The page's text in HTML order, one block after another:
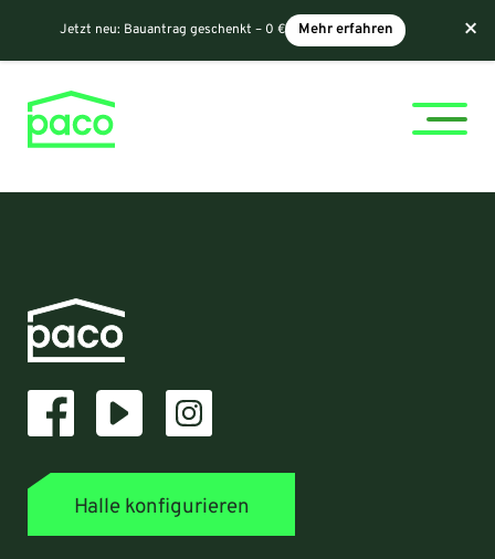
Halle konfigurieren
Jetzt neu: Bauantrag geschenkt – 0 € Mehr erfahren ×